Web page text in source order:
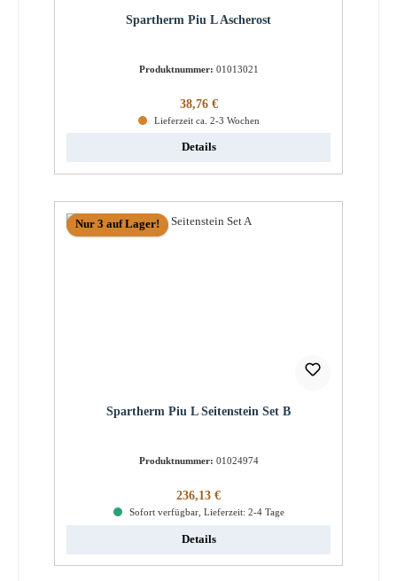
Spartherm Piu L Ascherost
Produktnummer: 01013021
Regulärer Preis:
38,76 €
Lieferzeit ca. 2-3 Wochen
Details
Nur 3 auf Lager!
Spartherm Piu L Seitenstein Set B
Produktnummer: 01024974
Regulärer Preis:
236,13 €
Sofort verfügbar, Lieferzeit: 2-4 Tage
Details